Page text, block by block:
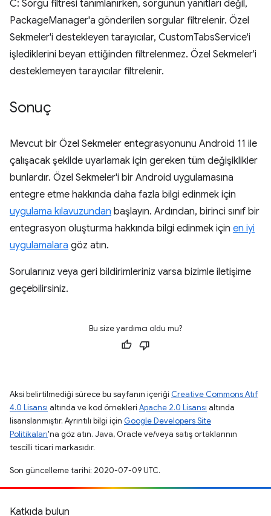
C: Sorgu filtresi tanımlanırken, sorgunun yanıtları değil,
PackageManager'a gönderilen sorgular filtrelenir. Özel
Sekmeler'i destekleyen tarayıcılar, CustomTabsService'i
işlediklerini beyan ettiğinden filtrelenmez. Özel Sekmeler'i
desteklemeyen tarayıcılar filtrelenir.
Sonuç
Mevcut bir Özel Sekmeler entegrasyonunu Android 11 ile
çalışacak şekilde uyarlamak için gereken tüm değişiklikler
bunlardır. Özel Sekmeler'i bir Android uygulamasına
entegre etme hakkında daha fazla bilgi edinmek için
uygulama kılavuzundan başlayın. Ardından, birinci sınıf bir
entegrasyon oluşturma hakkında bilgi edinmek için en iyi
uygulamalara göz atın.
Sorularınız veya geri bildirimleriniz varsa bizimle iletişime
geçebilirsiniz.
Bu size yardımcı oldu mu?
Aksi belirtilmediği sürece bu sayfanın içeriği Creative Commons Atıf
4.0 Lisansı altında ve kod örnekleri Apache 2.0 Lisansı altında
lisanslanmıştır. Ayrıntılı bilgi için Google Developers Site
Politikaları'na göz atın. Java, Oracle ve/veya satış ortaklarının
tescilli ticari markasıdır.
Son güncelleme tarihi: 2020-07-09 UTC.
Katkıda bulun